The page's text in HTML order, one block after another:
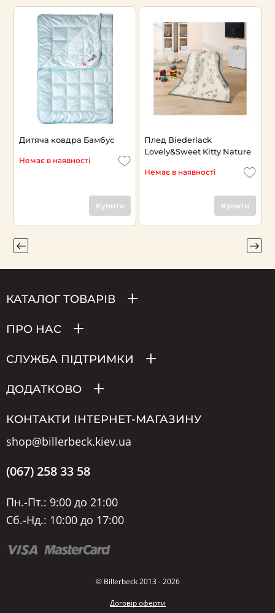
Дитяча ковдра Бамбус
Немає в наявності
Купити
Плед Biederlack
Lovely&Sweet Kitty Nature
Немає в наявності
Купити
КАТАЛОГ ТОВАРІВ
ПРО НАС
СЛУЖБА ПІДТРИМКИ
ДОДАТКОВО
КОНТАКТИ ІНТЕРНЕТ-МАГАЗИНУ
shop@billerbeck.kiev.ua
(067) 258 33 58
Пн.-Пт.: 9:00 до 21:00
Сб.-Нд.: 10:00 до 17:00
© Billerbeck 2013 - 2026
Договір оферти